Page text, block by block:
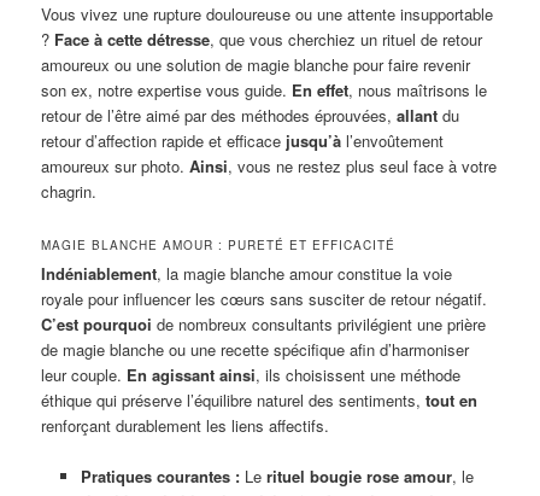
Vous vivez une rupture douloureuse ou une attente insupportable
? Face à cette détresse, que vous cherchiez un rituel de retour
amoureux ou une solution de magie blanche pour faire revenir
son ex, notre expertise vous guide. En effet, nous maîtrisons le
retour de l’être aimé par des méthodes éprouvées,allant du
retour d’affection rapide et efficace jusqu’à l’envoûtement
amoureux sur photo.Ainsi, vous ne restez plus seul face à votre
chagrin.
MAGIE BLANCHE AMOUR : PURETÉ ET EFFICACITÉ
Indéniablement, la magie blanche amour constitue la voie
royale pour influencer les cœurs sans susciter de retour négatif.
C’est pourquoi de nombreux consultants privilégient une prière
de magie blanche ou une recette spécifique afin d’harmoniser
leur couple. En agissant ainsi, ils choisissent une méthode
éthique qui préserve l’équilibre naturel des sentiments,tout en
renforçant durablement les liens affectifs.
Pratiques courantes :Le rituel bougie rose amour, le